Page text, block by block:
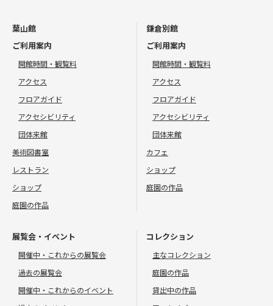
葉山館
ご利用案内
開館時間・観覧料
アクセス
フロアガイド
アクセシビリティ
団体来館
美術図書室
レストラン
ショップ
庭園の作品
鎌倉別館
ご利用案内
開館時間・観覧料
アクセス
フロアガイド
アクセシビリティ
団体来館
カフェ
ショップ
庭園の作品
展覧会・イベント
開催中・これからの展覧会
過去の展覧会
開催中・これからのイベント
コレクション
主なコレクション
庭園の作品
貸出中の作品